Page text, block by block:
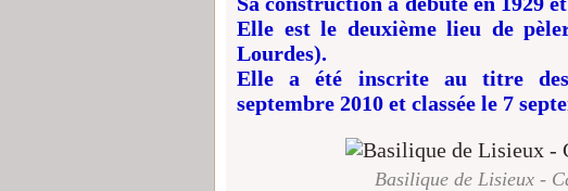
Elle est le deuxième lieu de
Lourdes).
Elle a été inscrite au titre
septembre 2010 et classée le 7
Basilique de Lisieux -